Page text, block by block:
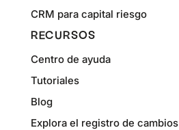
CRM para capital riesgo
RECURSOS
Centro de ayuda
Tutoriales
Blog
Explora el registro de cambios